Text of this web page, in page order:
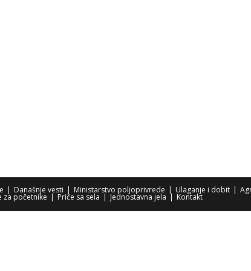
Današnje vesti Ministarstvo poljoprivrede Ulaganje i dobit
za početnike Priče sa sela Jednostavna jela Kontakt